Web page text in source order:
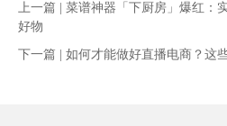
上一篇 | 菜谱神器「下厨房」爆红：
好物
下一篇 | 如何才能做好直播电商？这